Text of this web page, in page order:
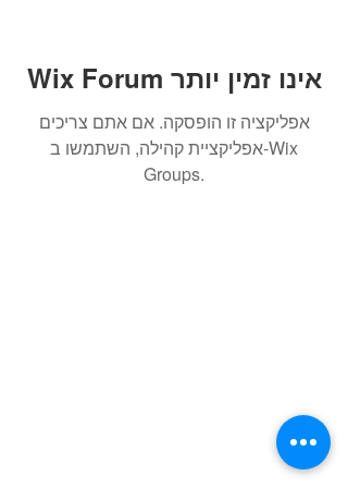
Wix Forum אינו זמין יותר
אפליקציה זו הופסקה. אם אתם צריכים
אפליקציית קהילה, השתמשו ב-Wix
Groups.